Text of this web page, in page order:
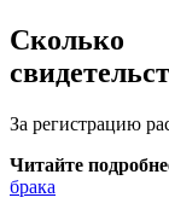
За регистрацию
Читайте
брака